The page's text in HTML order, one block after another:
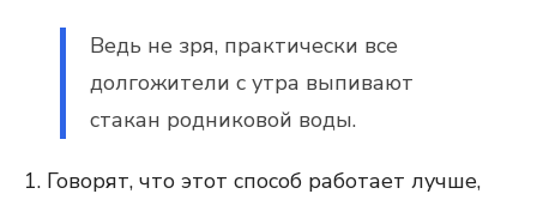
Ведь не зря, практически все
долгожители с утра выпивают
стакан родниковой воды.
1. Говорят, что этот способ работает лучше,